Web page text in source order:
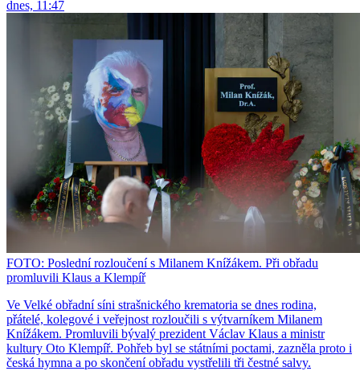
dnes, 11:47
FOTO: Poslední rozloučení s Milanem Knížákem. Při obřadu
promluvili Klaus a Klempíř
Ve Velké obřadní síni strašnického krematoria se dnes rodina,
přátelé, kolegové i veřejnost rozloučili s výtvarníkem Milanem
Knížákem. Promluvili bývalý prezident Václav Klaus a ministr
kultury Oto Klempíř. Pohřeb byl se státními poctami, zazněla proto i
česká hymna a po skončení obřadu vystřelili tři čestné salvy.